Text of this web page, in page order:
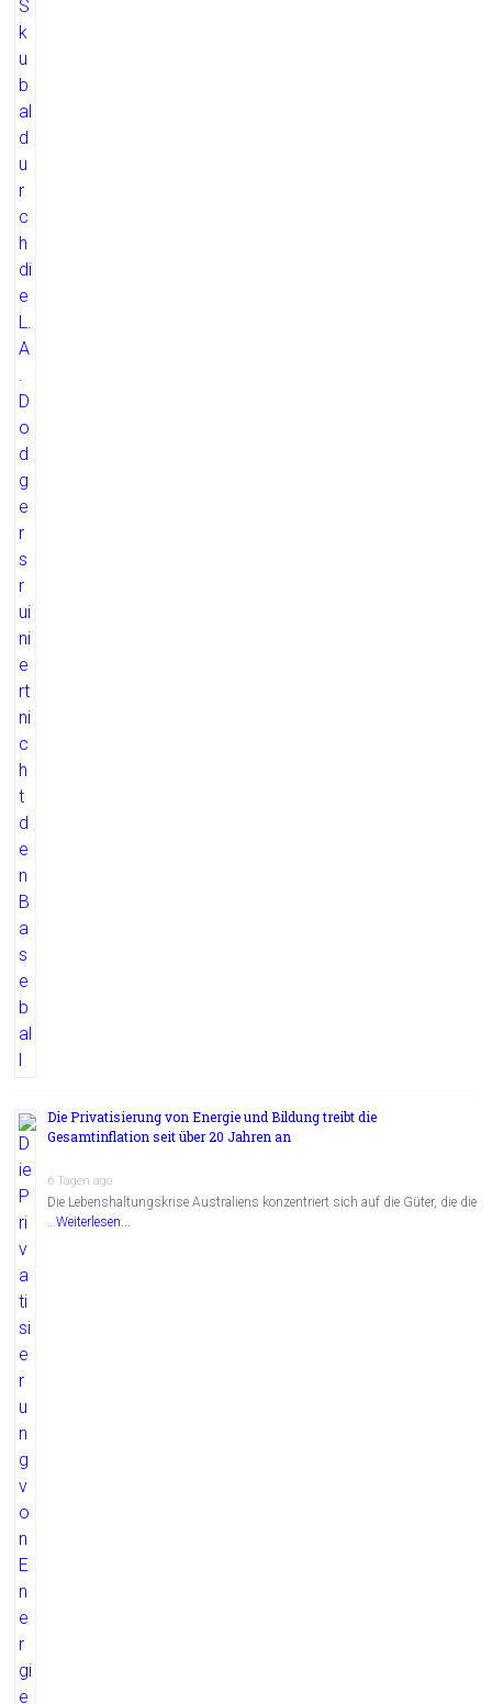
Die Privatisierung von Energie und Bildung treibt die
Gesamtinflation seit über 20 Jahren an
6 Tagen ago
Die Lebenshaltungskrise Australiens konzentriert sich auf die Güter, die die
…Weiterlesen...